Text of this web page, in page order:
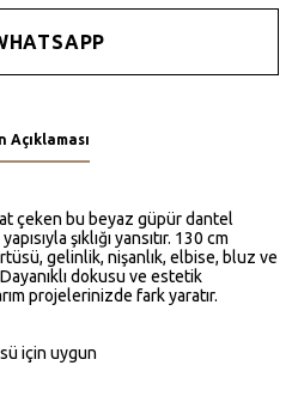
Açıklaması
çeken bu beyaz güpür dantel
şıklığı yansıtır. 130 cm
gelinlik, nişanlık, elbise, bluz ve
dokusu ve estetik
projelerinizde fark yaratır.
için uygun